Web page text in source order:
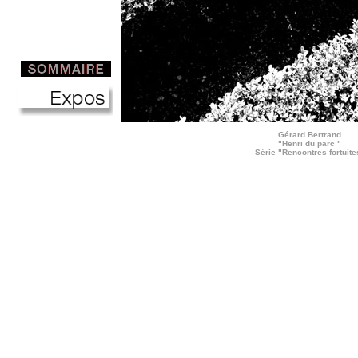
Gérard Bertrand
"Henri du parc "
Série "Rencontres